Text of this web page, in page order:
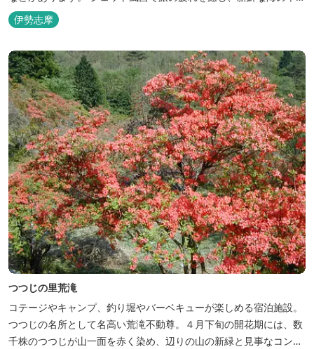
どうぞお楽しみください。 ゆったりと・・のんびりと・・くつろぎ
の時間がここにあります。
伊勢志摩
つつじの里荒滝
コテージやキャンプ、釣り堀やバーベキューが楽しめる宿泊施設。
つつじの名所として名高い荒滝不動尊。４月下旬の開花期には、数
千株のつつじが山一面を赤く染め、辺りの山の新緑と見事なコント